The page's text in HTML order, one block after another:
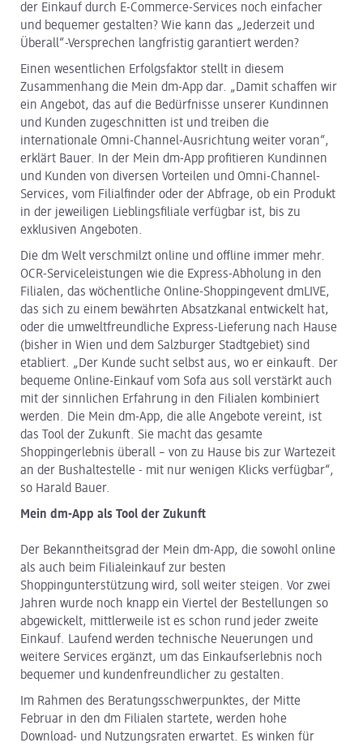
der Einkauf durch E-Commerce-Services noch einfacher
und bequemer gestalten? Wie kann das „Jederzeit und
Überall“-Versprechen langfristig garantiert werden?
Einen wesentlichen Erfolgsfaktor stellt in diesem
Zusammenhang die Mein dm-App dar. „Damit schaffen wir
ein Angebot, das auf die Bedürfnisse unserer Kundinnen
und Kunden zugeschnitten ist und treiben die
internationale Omni-Channel-Ausrichtung weiter voran“,
erklärt Bauer. In der Mein dm-App profitieren Kundinnen
und Kunden von diversen Vorteilen und Omni-Channel-
Services, vom Filialfinder oder der Abfrage, ob ein Produkt
in der jeweiligen Lieblingsfiliale verfügbar ist, bis zu
exklusiven Angeboten.
Die dm Welt verschmilzt online und offline immer mehr.
OCR-Serviceleistungen wie die Express-Abholung in den
Filialen, das wöchentliche Online-Shoppingevent dmLIVE,
das sich zu einem bewährten Absatzkanal entwickelt hat,
oder die umweltfreundliche Express-Lieferung nach Hause
(bisher in Wien und dem Salzburger Stadtgebiet) sind
etabliert. „Der Kunde sucht selbst aus, wo er einkauft. Der
bequeme Online-Einkauf vom Sofa aus soll verstärkt auch
mit der sinnlichen Erfahrung in den Filialen kombiniert
werden. Die Mein dm-App, die alle Angebote vereint, ist
das Tool der Zukunft. Sie macht das gesamte
Shoppingerlebnis überall – von zu Hause bis zur Wartezeit
an der Bushaltestelle - mit nur wenigen Klicks verfügbar“,
so Harald Bauer.
Mein dm-App als Tool der Zukunft
Der Bekanntheitsgrad der Mein dm-App, die sowohl online
als auch beim Filialeinkauf zur besten
Shoppingunterstützung wird, soll weiter steigen. Vor zwei
Jahren wurde noch knapp ein Viertel der Bestellungen so
abgewickelt, mittlerweile ist es schon rund jeder zweite
Einkauf. Laufend werden technische Neuerungen und
weitere Services ergänzt, um das Einkaufserlebnis noch
bequemer und kundenfreundlicher zu gestalten.
Im Rahmen des Beratungsschwerpunktes, der Mitte
Februar in den dm Filialen startete, werden hohe
Download- und Nutzungsraten erwartet. Es winken für